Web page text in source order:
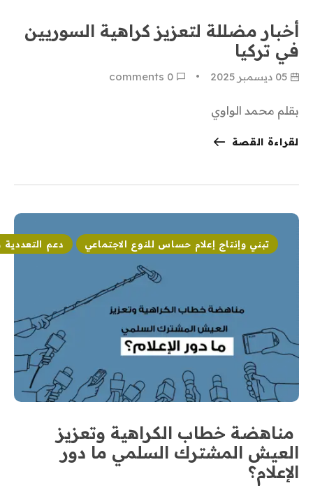
أخبار مضللة لتعزيز كراهية السوريين
في تركيا
05 ديسمبر 2025 0
بقلم محمد الواوي
لقراءة القصة
تبني وإنتاج إعلام حساس للنوع الاجتماعي دعم
مناهضة خطاب الكراهية وتعزيز
العيش المشترك السلمي ما دور
الإعلام؟